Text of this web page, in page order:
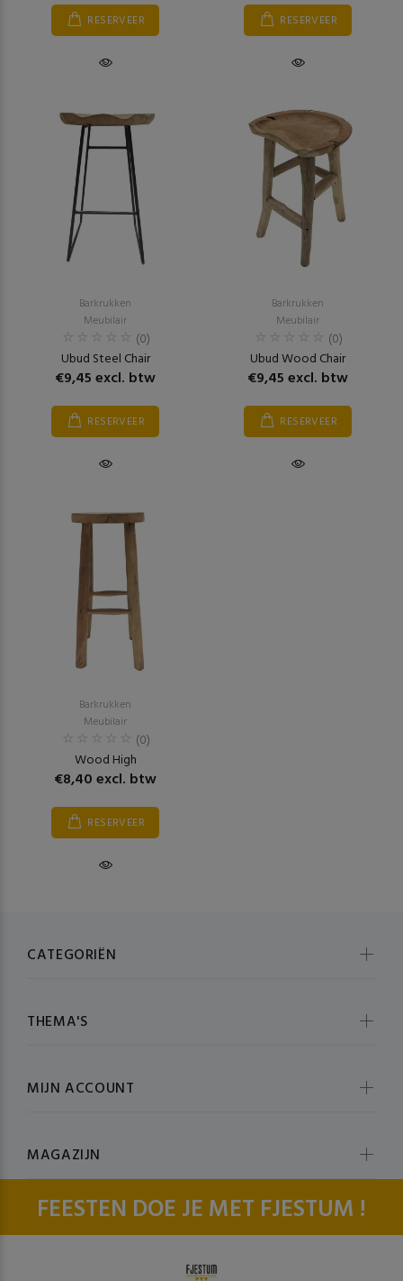
RESERVEER RESERVEER
Barkrukken
Meubilair
(0)
Ubud Steel Chair
€9,45 excl. btw
RESERVEER
Barkrukken
Meubilair
(0)
Ubud Wood Chair
€9,45 excl. btw
RESERVEER
Barkrukken
Meubilair
(0)
Wood High
€8,40 excl. btw
RESERVEER
FEESTEN DOE JE MET FJESTUM !
CATEGORIËN
THEMA'S
MIJN ACCOUNT
MAGAZIJN